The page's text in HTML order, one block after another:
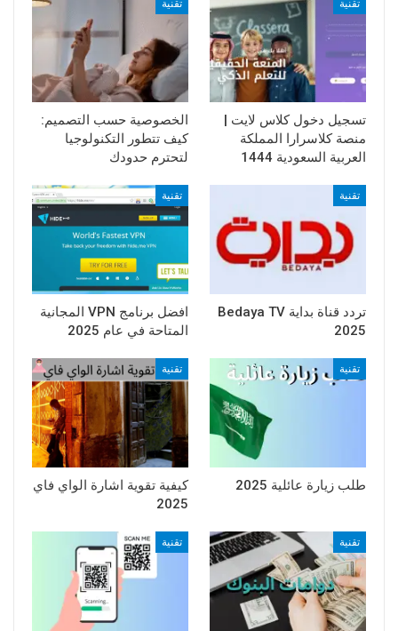
تقنية
تسجيل دخول كلاس لايت |
منصة كلاسرارا المملكة
العربية السعودية 1444
تقنية
الخصوصية حسب التصميم:
كيف تتطور التكنولوجيا
لتحترم حدودك
تقنية
تردد قناة بداية Bedaya TV
2025
تقنية
افضل برنامج VPN المجانية
المتاحة في عام 2025
تقنية
طلب زيارة عائلية 2025
تقنية
كيفية تقوية اشارة الواي فاي
2025
تقنية تقنية